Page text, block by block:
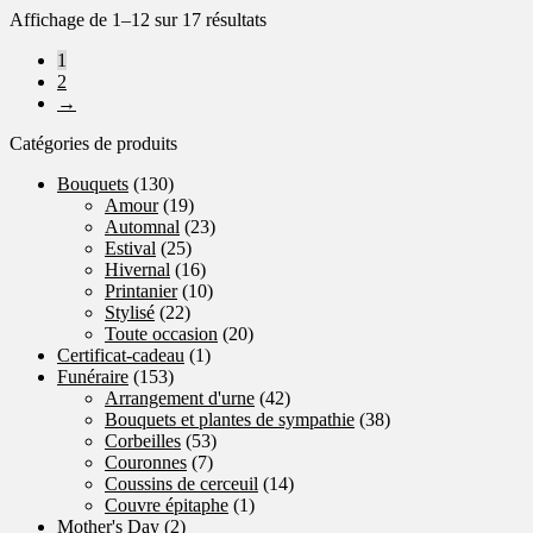
Affichage de 1–12 sur 17 résultatsTrié
1
2
→
Catégories de produits
Bouquets (130)
Amour (19)
Automnal (23)
Estival (25)
Hivernal (16)
Printanier (10)
Stylisé (22)
Toute occasion (20)
Certificat-cadeau (1)
Funéraire (153)
Arrangement d'urne (42)
Bouquets et plantes de sympathie (38)
Corbeilles (53)
Couronnes (7)
Coussins de cerceuil (14)
Couvre épitaphe (1)
Mother's Day (2)